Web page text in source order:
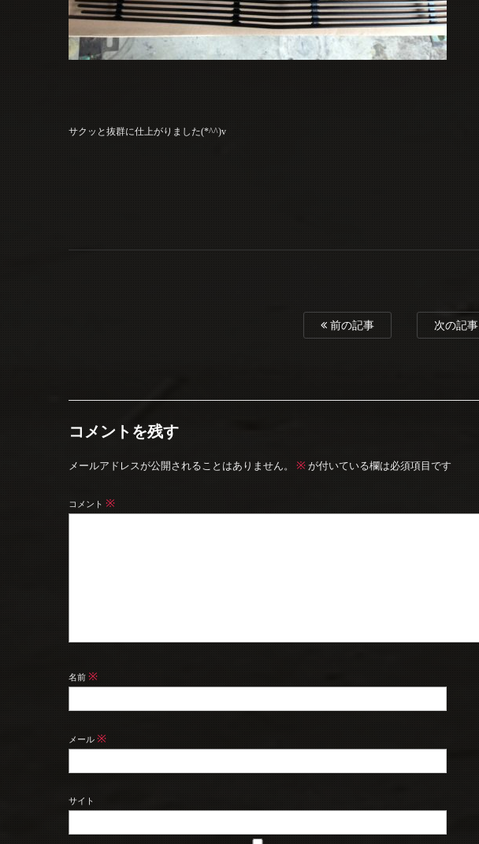
サクッと抜群に仕上がりました(*^^)v
前の記事 次の記事
コメントを残す
メールアドレスが公開されることはありません。 ※が付いている欄は必須項目です
コメント※
名前※
メール※
サイト